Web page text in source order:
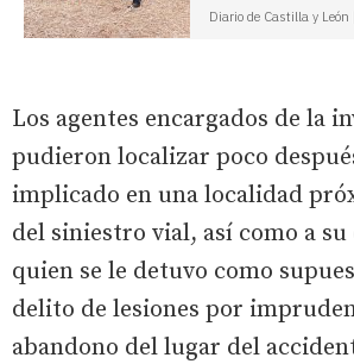
Diario de Castilla y León
Los agentes encargados de la
pudieron localizar poco
implicado en una localidad
del siniestro vial, así como a
quien se le detuvo como
delito de lesiones por
abandono del lugar del